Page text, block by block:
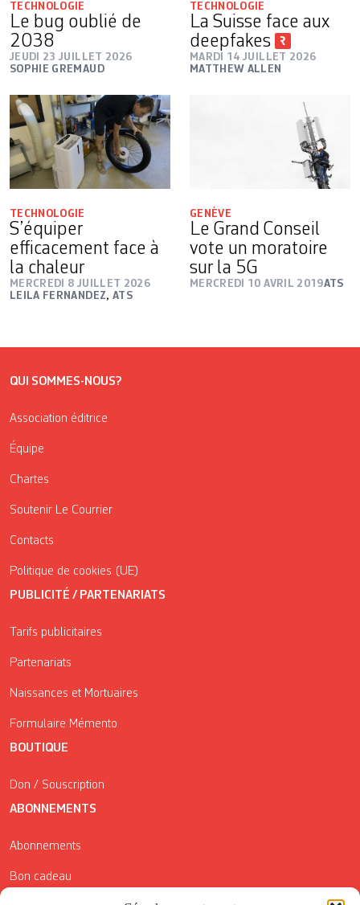
TECHNOLOGIE
Le bug oublié de
2038
JEUDI 23 JUILLET 2026
SOPHIE GREMAUD
TECHNOLOGIE
La Suisse face aux
deepfakes
MARDI 14 JUILLET 2026
MATTHEW ALLEN
TECHNOLOGIE
S’équiper
efficacement face à
la chaleur
MERCREDI 8 JUILLET 2026
LEILA FERNANDEZ, ATS
GENÈVE
Le Grand Conseil
vote un moratoire
sur la 5G
MERCREDI 10 AVRIL 2019ATS
QUI SOMMES-NOUS?
Association éditrice
Équipe
Chartes
Soutenir Le Courrier
Contacts
Politique de cookies (UE)
PUBLICITÉ / PARTENARIATS
Tarifs publicitaires
Partenariats
Naissances et Mortuaires
Formulaire Mémento
BOUTIQUE
Don / Souscription
ABONNEMENTS
Abonnements
Bon cadeau